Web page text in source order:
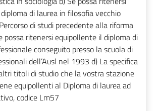
di laurea in filosofia vecchio
di studi precedente alla riforma
possa ritenersi equipollente il diploma di
conseguito presso la scuola di
dell’Ausl nel 1993 d) La specifica
titoli di studio che la vostra stazione
equipollenti al Diploma di laurea ad
codice Lm57